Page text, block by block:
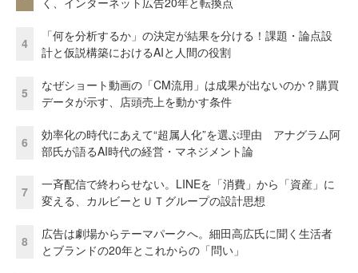
4
「何を分析するか」の決定が結果を分ける！課題・論点設
計と仮説構築におけるAIと人間の役割
5
なぜショート動画の「CM流用」は成果が出ないのか？購買
データが示す、店頭売上を動かす条件
6
効率化の時代にあえて“超属人化”を選ぶ理由 アナグラム阿
部氏が語るAI時代の経営・マネジメント論
7
一斉配信で終わらせない。LINEを「消費」から「資産」に
変える、カルビーとＵＴグループの設計思想
8
広告は劇場からテーマパークへ。細田高広氏に聞く生活者
とブランドの20年とこれからの「問い」